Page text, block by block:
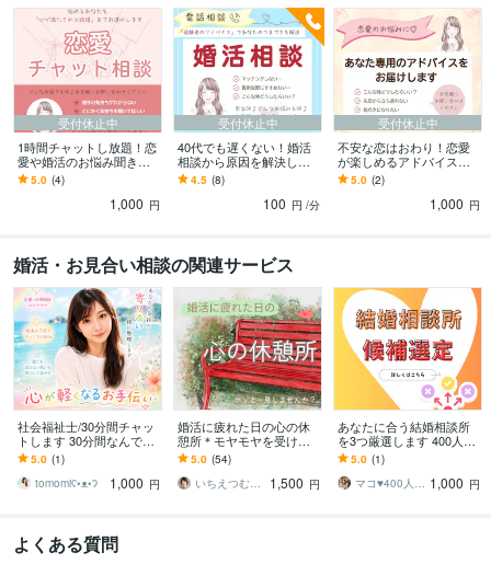
受付休止中
1時間チャットし放題！恋
愛や婚活のお悩み聞きま
す 男女OK♪あなたが気づ
いていない魅力を引き出
5.0 (4)
1,000 円
受付休止中
40代でも遅くない！婚活
相談から原因を解決しま
す バツイチから再婚した
経験者が「上手くいくコ
ツ」を教えます！
4.5 (8)
100 円 /分
受付休止中
不安な恋はおわり！恋愛
が楽しめるアドバイスを
します すぐ実践できるコ
ツをお届け！『寄り添い
型』男女OK恋愛相談♡
5.0 (2)
1,000 円
婚活・お見合い相談の関連サービス
社会福祉士/30分間チャッ
トします 30分間なんでも
相談聞きますʕ•ᴥ•ʔ
5.0 (1)
tomomiʕ•ᴥ•ʔ
1,000 円
婚活に疲れた日の心の休
憩所＊モヤモヤを受け止
めます 1日だけ、ひと休み
しませんか。 どんな話で
も大丈夫です。
5.0 (54)
いちえつむぐ☆婚活アドバイス12年
1,500 円
あなたに合う結婚相談所
を3つ厳選します 400人以
上の相談に乗った経験か
ら理由つきでお伝え！
5.0 (1)
マコ♥️400人以上の婚活を救った専門家 1,000 円
よくある質問